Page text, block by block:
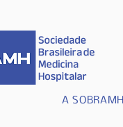
A SOBRAMH